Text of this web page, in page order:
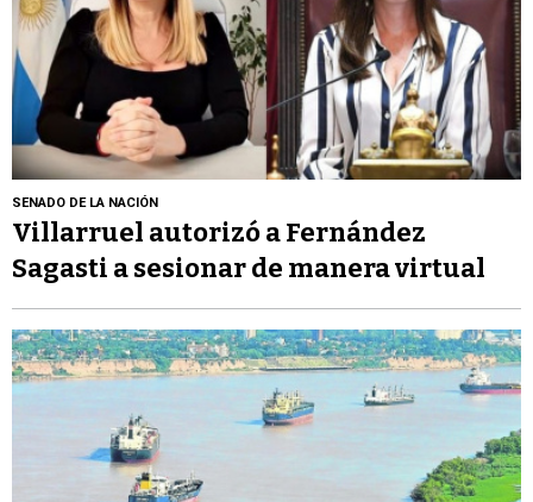
SENADO DE LA NACIÓN
Villarruel autorizó a Fernández
Sagasti a sesionar de manera virtual